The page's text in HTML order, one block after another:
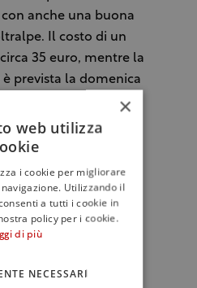
anche una buona
Il costo di un
35 euro, mentre la
prevista la domenica
×
web utilizza
i cookie per migliorare
Utilizzando il
a tutti i cookie in
policy per i cookie.
di più
NECESSARI